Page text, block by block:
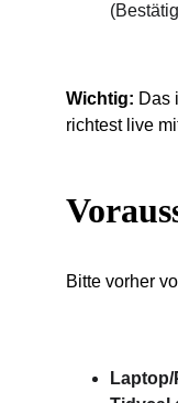
Wichtig: Das
richtest live
Bitte vorher
Laptop/